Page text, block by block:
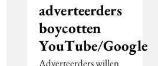
adverteerders
boycotten
YouTube/Google
Adverteerders willen